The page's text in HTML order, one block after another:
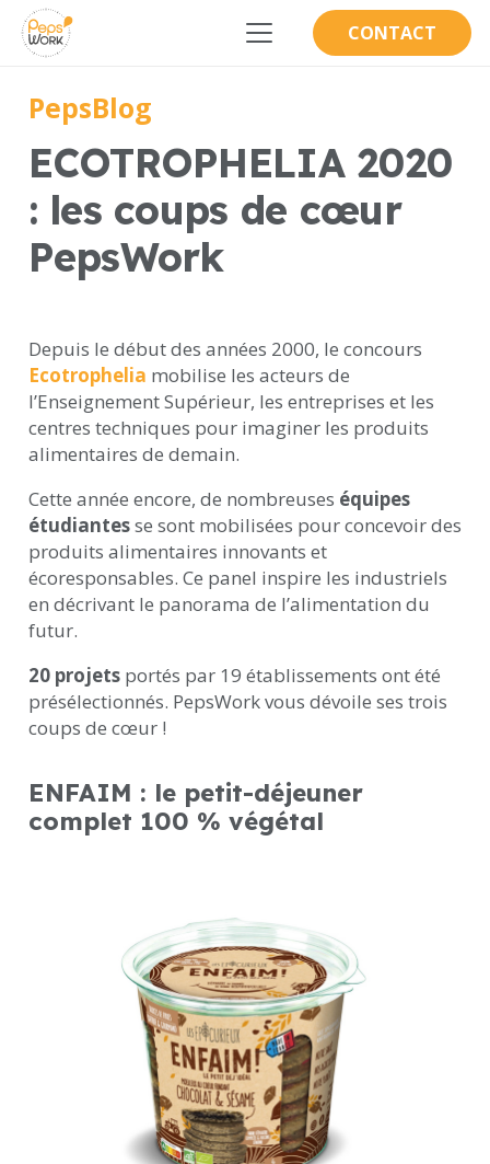
CONTACT
PepsBlog
ECOTROPHELIA 2020
: les coups de cœur
PepsWork
Depuis le début des années 2000, le concours
Ecotrophelia mobilise les acteurs de
l’Enseignement Supérieur, les entreprises et les
centres techniques pour imaginer les produits
alimentaires de demain.
Cette année encore, de nombreuses équipes
étudiantesse sont mobilisées pour concevoir des
produits alimentaires innovants et
écoresponsables. Ce panel inspire les industriels
en décrivant le panorama de l’alimentation du
futur.
20 projetsportés par 19 établissements ont été
présélectionnés. PepsWork vous dévoile ses trois
coups de cœur !
ENFAIM : le petit-déjeuner
complet 100 % végétal